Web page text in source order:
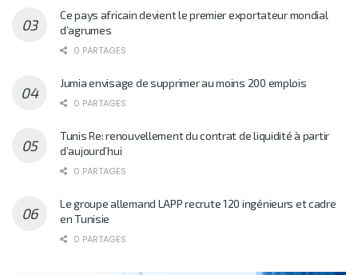
Ce pays africain devient le premier exportateur mondial
d’agrumes
0 PARTAGES
Jumia envisage de supprimer au moins 200 emplois
0 PARTAGES
Tunis Re: renouvellement du contrat de liquidité à partir
d’aujourd’hui
0 PARTAGES
Le groupe allemand LAPP recrute 120 ingénieurs et cadre
en Tunisie
0 PARTAGES